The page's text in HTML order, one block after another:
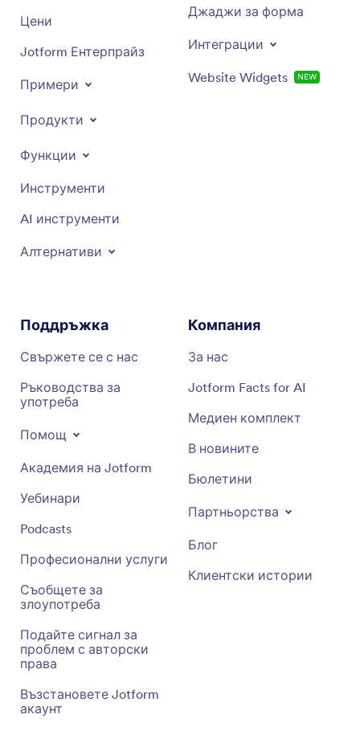
Цени
Jotform Ентерпрайз
Примери
Продукти
Функции
Инструменти
AI инструменти
Алтернативи
Джаджи за форма
Интеграции
Website Widgets NEW
Поддръжка
Свържете се с нас
Ръководства за
употреба
Помощ
Академия на Jotform
Уебинари
Podcasts
Професионални услуги
Съобщете за
злоупотреба
Подайте сигнал за
проблем с авторски
права
Възстановете Jotform
акаунт
Компания
За нас
Jotform Facts for AI
Медиен комплект
В новините
Бюлетини
Партньорства
Блог
Клиентски истории